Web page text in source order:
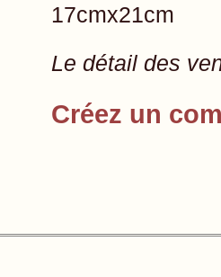
17cmx21cm
Le détail des
Créez un